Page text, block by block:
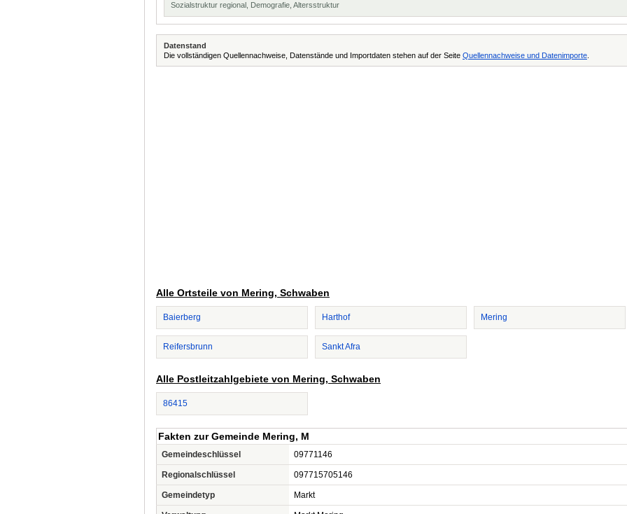
Sozialstruktur regional, Demografie, Altersstruktur
Datenstand
Die vollständigen Quellennachweise, Datenstände und Importdaten stehen auf der Seite Quellennachweise und Datenimporte
Alle Ortsteile von Mering, Schwaben
Baierberg Harthof Mering
Reifersbrunn Sankt Afra
Alle Postleitzahlgebiete von Mering, Schwaben
86415
Fakten zur Gemeinde Mering, M
Gemeindeschlüssel 09771146
Regionalschlüssel 097715705146
Gemeindetyp Markt